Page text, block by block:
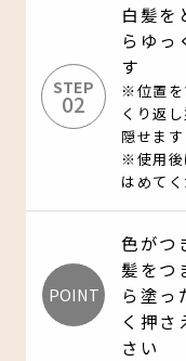
STEP
02
白髪を
らゆっ
す
※位置を
くり返
隠せます
※使用後
はめて
POINT
色がつ
髪をつ
ら塗っ
く押さ
さい